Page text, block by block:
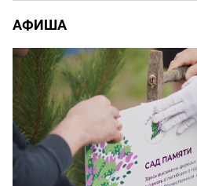
АФИША